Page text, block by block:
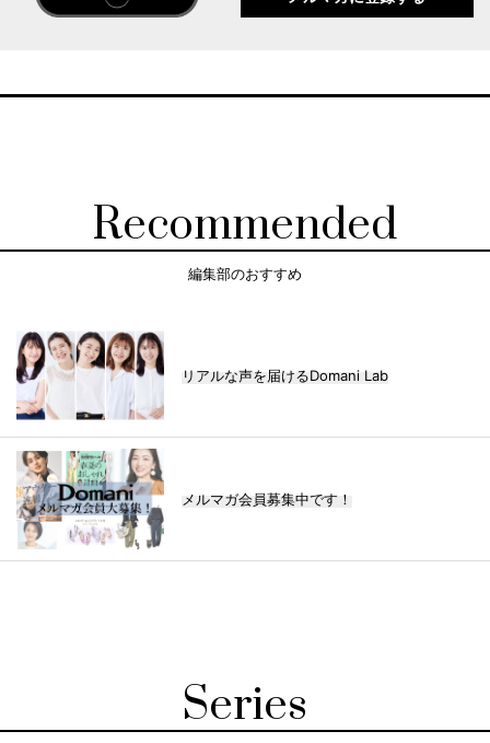
Recommended
編集部のおすすめ
リアルな声を届けるDomani Lab
メルマガ会員募集中です！
Series